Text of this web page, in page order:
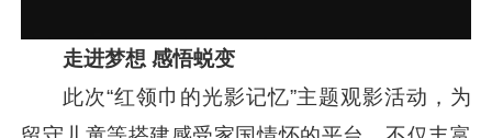
走进梦想 感悟蜕变
此次“红领巾的光影记忆”主题观影活动，为